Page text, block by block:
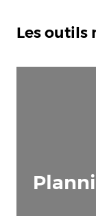
Les outils